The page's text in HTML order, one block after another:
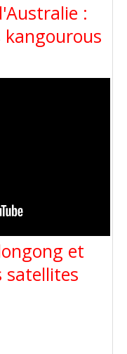
:
kangourous
et
satellites